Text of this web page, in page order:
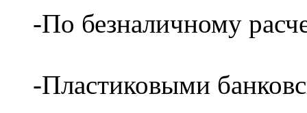
-По безналичному
-Пластиковыми